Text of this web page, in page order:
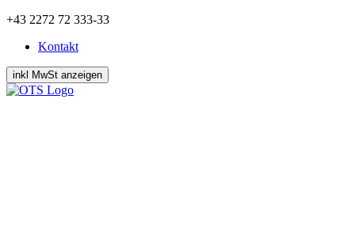
Zum
springen
+43 2272 72 333-33
Kontakt